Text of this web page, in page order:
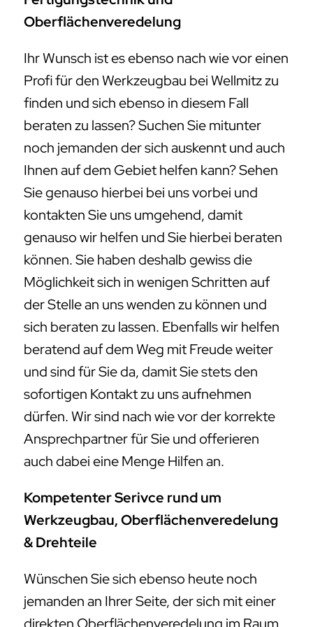
Oberflächenveredelung
Ihr Wunsch ist es ebenso nach wie vor einen
Profi für den Werkzeugbau bei Wellmitz zu
finden und sich ebenso in diesem Fall
beraten zu lassen? Suchen Sie mitunter
noch jemanden der sich auskennt und auch
Ihnen auf dem Gebiet helfen kann? Sehen
Sie genauso hierbei bei uns vorbei und
kontakten Sie uns umgehend, damit
genauso wir helfen und Sie hierbei beraten
können. Sie haben deshalb gewiss die
Möglichkeit sich in wenigen Schritten auf
der Stelle an uns wenden zu können und
sich beraten zu lassen. Ebenfalls wir helfen
beratend auf dem Weg mit Freude weiter
und sind für Sie da, damit Sie stets den
sofortigen Kontakt zu uns aufnehmen
dürfen. Wir sind nach wie vor der korrekte
Ansprechpartner für Sie und offerieren
auch dabei eine Menge Hilfen an.
Kompetenter Serivce rund um
Werkzeugbau, Oberflächenveredelung
& Drehteile
Wünschen Sie sich ebenso heute noch
jemanden an Ihrer Seite, der sich mit einer